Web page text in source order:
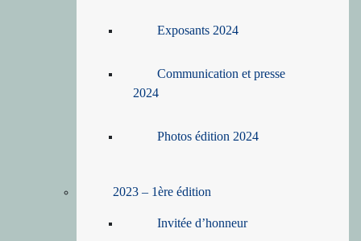
Exposants 2024
Communication et presse
2024
Photos édition 2024
2023 – 1ère édition
Invitée d’honneur